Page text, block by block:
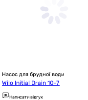
Насос для брудної води
Wilo Initial Drain 10-7
Написати відгук